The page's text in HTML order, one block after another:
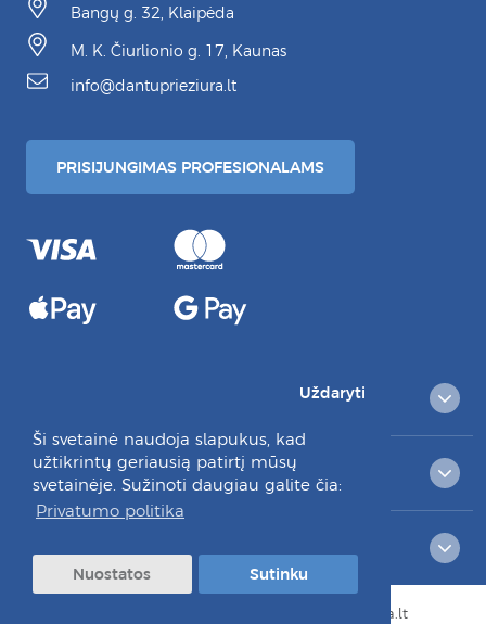
Ši svetainė naudoja slapukus, kad
užtikrintų geriausią patirtį mūsų
svetainėje. Sužinoti daugiau galite čia:
Privatumo politika
Uždaryti
Nuostatos Sutinku
Bangų g. 32, Klaipėda
M. K. Čiurlionio g. 17, Kaunas
info@dantuprieziura.lt
PRISIJUNGIMAS PROFESIONALAMS
KLIENTAMS
© Visos teisės saugomos 2026 dantuprieziura.lt